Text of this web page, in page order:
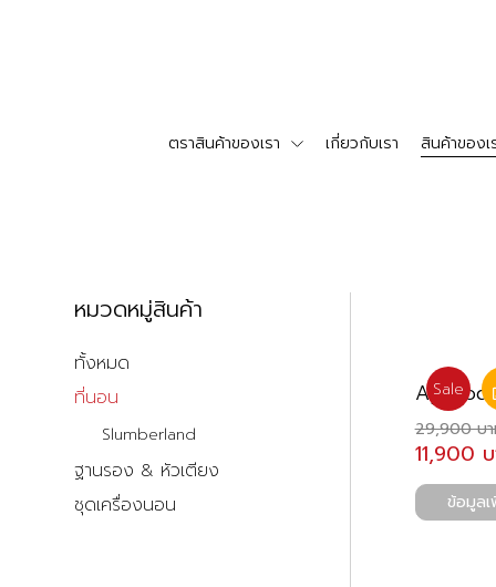
ตราสินค้าของเรา เกี่ยวกับเรา สินค้าของเ
หมวดหมู่สินค้า
ทั้งหมด
ที่นอน
Slumberland
ฐานรอง & หัวเตียง
ชุดเครื่องนอน
Sale
29,900 บ
11,900
ข้อมูล